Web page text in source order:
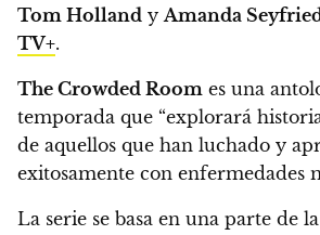
Tom Holland yAmanda
TV+.
The Crowded Room es una
temporada que “explorará
de aquellos que han luchado y
exitosamente con enfermedades
La serie se basa en una parte de